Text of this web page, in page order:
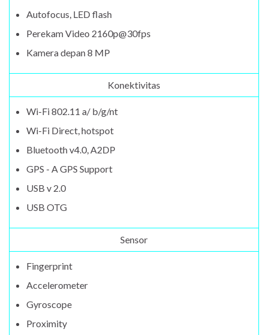
Autofocus, LED flash
Perekam Video 2160p@30fps
Kamera depan 8 MP
Konektivitas
Wi-Fi 802.11 a/ b/g/nt
Wi-Fi Direct, hotspot
Bluetooth v4.0, A2DP
GPS - A GPS Support
USB v 2.0
USB OTG
Sensor
Fingerprint
Accelerometer
Gyroscope
Proximity